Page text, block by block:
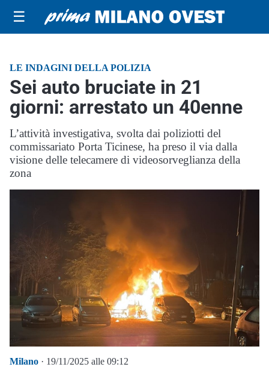
☰
LE INDAGINI DELLA POLIZIA
Sei auto bruciate in 21
giorni: arrestato un 40enne
L’attività investigativa, svolta dai poliziotti del
commissariato Porta Ticinese, ha preso il via dalla
visione delle telecamere di videosorveglianza della
zona
Milano · 19/11/2025 alle 09:12